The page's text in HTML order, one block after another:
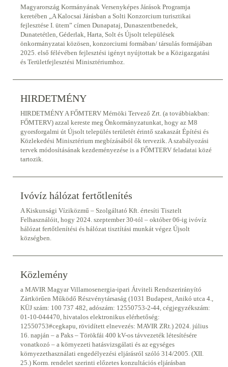
Magyarország Kormányának Versenyképes Járások Programja
keretében „A Kalocsai Járásban a Solti Konzorcium turisztikai
fejlesztése I. ütem” címen Dunapataj, Dunaszentbenedek,
Dunatetétlen, Géderlak, Harta, Solt és Újsolt települések
önkormányzatai közösen, konzorciumi formában/ társulás formájában
2025. első félévében fejlesztési igényt nyújtottak be a Közigazgatási
és Területfejlesztési Minisztériumhoz.
HIRDETMÉNY
HIRDETMÉNY A FŐMTERV Mérnöki Tervező Zrt. (a továbbiakban:
FŐMTERV) azzal kereste meg Önkormányzatunkat, hogy az M8
gyorsforgalmi út Újsolt település területét érintő szakaszát Építési és
Közlekedési Minisztérium megbízásából ők tervezik. A szabályozási
tervek módosításának kezdeményezése is a FŐMTERV feladatai közé
tartozik.
Ivóvíz hálózat fertőtlenítés
A Kiskunsági Víziközmű – Szolgáltató Kft. értesíti Tisztelt
Felhasználóit, hogy 2024. szeptember 30-tól – október 06-ig ivóvíz
hálózat fertőtlenítési és hálózat tisztítási munkát végez Újsolt
községben.
Közlemény
a MAVIR Magyar Villamosenergia-ipari Átviteli Rendszerirányító
Zártkörűen Működő Részvénytársaság (1031 Budapest, Anikó utca 4.,
KÜJ szám: 100 737 482, adószám: 12550753-2-44, cégjegyzékszám:
01-10-044470, hivatalos elektronikus elérhetőség:
12550753#cegkapu, rövidített elnevezés: MAVIR ZRt.) 2024. július
16. napján – a Paks – Törökfái 400 kV-os távvezeték létesítésére
vonatkozó – a környezeti hatásvizsgálati és az egységes
környezethasználati engedélyezési eljárásról szóló 314/2005. (XII.
25.) Korm. rendelet szerinti előzetes konzultációs eljárásban